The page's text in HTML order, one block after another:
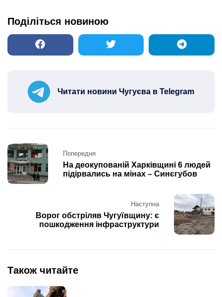
Поділіться новиною
Читати новини Чугуєва в Telegram
Post
navigation
Попередня
На деокупованій Харківщині 6 людей
підірвались на мінах – Синєгубов
Наступна
Ворог обстріляв Чугуївщину: є
пошкодження інфраструктури
Також читайте